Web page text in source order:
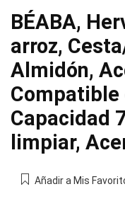
BÉABA,
arroz,
Almidón,
Compatible
Capacidad
limpiar,
Añadir a Mis